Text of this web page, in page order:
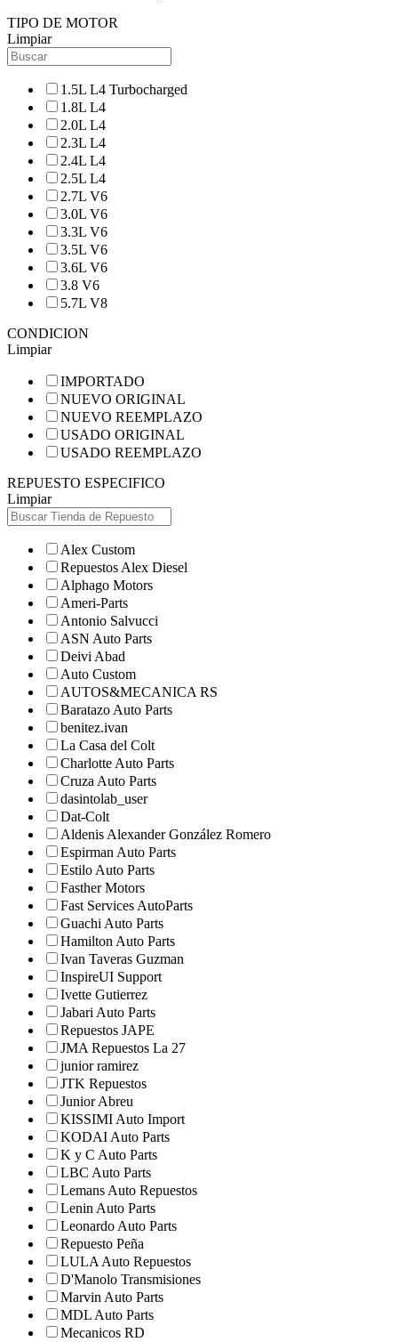
TIPO DE MOTOR
Limpiar
1.5L L4 Turbocharged
1.8L L4
2.0L L4
2.3L L4
2.4L L4
2.5L L4
2.7L V6
3.0L V6
3.3L V6
3.5L V6
3.6L V6
3.8 V6
5.7L V8
CONDICION
Limpiar
IMPORTADO
NUEVO ORIGINAL
NUEVO REEMPLAZO
USADO ORIGINAL
USADO REEMPLAZO
REPUESTO ESPECIFICO
Limpiar
Alex Custom
Repuestos Alex Diesel
Alphago Motors
Ameri-Parts
Antonio Salvucci
ASN Auto Parts
Deivi Abad
Auto Custom
AUTOS&MECANICA RS
Baratazo Auto Parts
benitez.ivan
La Casa del Colt
Charlotte Auto Parts
Cruza Auto Parts
dasintolab_user
Dat-Colt
Aldenis Alexander González Romero
Espirman Auto Parts
Estilo Auto Parts
Fasther Motors
Fast Services AutoParts
Guachi Auto Parts
Hamilton Auto Parts
Ivan Taveras Guzman
InspireUI Support
Ivette Gutierrez
Jabari Auto Parts
Repuestos JAPE
JMA Repuestos La 27
junior ramirez
JTK Repuestos
Junior Abreu
KISSIMI Auto Import
KODAI Auto Parts
K y C Auto Parts
LBC Auto Parts
Lemans Auto Repuestos
Lenin Auto Parts
Leonardo Auto Parts
Repuesto Peña
LULA Auto Repuestos
D'Manolo Transmisiones
Marvin Auto Parts
MDL Auto Parts
Mecanicos RD